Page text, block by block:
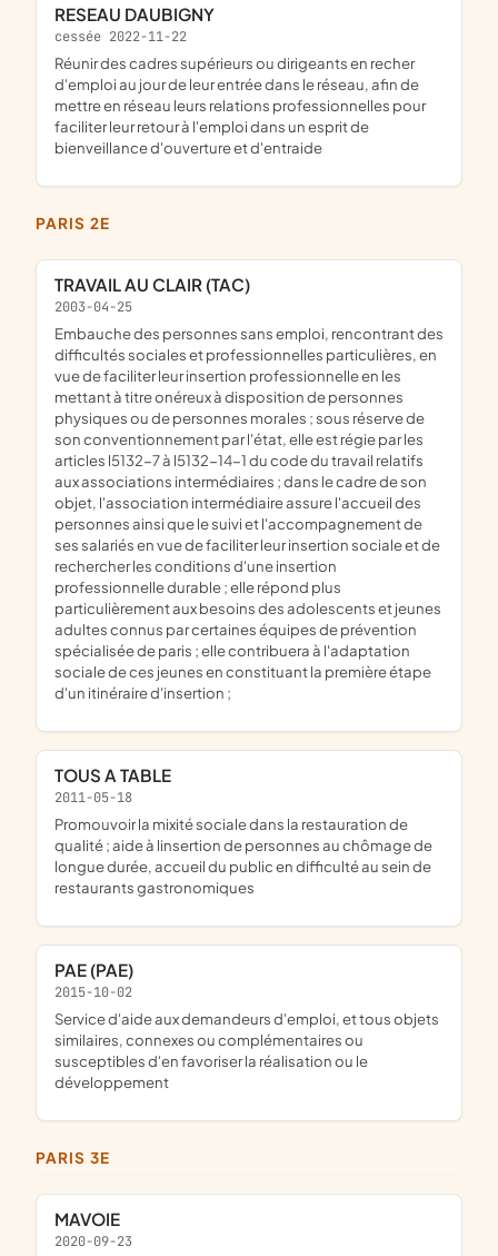
RESEAU DAUBIGNY
cessée 2022-11-22
réunir des cadres supérieurs ou dirigeants en recher
d'emploi au jour de leur entrée dans le réseau, afin de
mettre en réseau leurs relations professionnelles pour
faciliter leur retour à l'emploi dans un esprit de
bienveillance d'ouverture et d'entraide
PARIS 2E
TRAVAIL AU CLAIR (TAC)
2003-04-25
embauche des personnes sans emploi, rencontrant des
difficultés sociales et professionnelles particulières, en
vue de faciliter leur insertion professionnelle en les
mettant à titre onéreux à disposition de personnes
physiques ou de personnes morales ; sous réserve de
son conventionnement par l'état, elle est régie par les
articles l5132-7 à l5132-14-1 du code du travail relatifs
aux associations intermédiaires ; dans le cadre de son
objet, l'association intermédiaire assure l'accueil des
personnes ainsi que le suivi et l'accompagnement de
ses salariés en vue de faciliter leur insertion sociale et de
rechercher les conditions d'une insertion
professionnelle durable ; elle répond plus
particulièrement aux besoins des adolescents et jeunes
adultes connus par certaines équipes de prévention
spécialisée de paris ; elle contribuera à l'adaptation
sociale de ces jeunes en constituant la première étape
d'un itinéraire d'insertion ;
TOUS A TABLE
2011-05-18
promouvoir la mixité sociale dans la restauration de
qualité ; aide à linsertion de personnes au chômage de
longue durée, accueil du public en difficulté au sein de
restaurants gastronomiques
PAE (PAE)
2015-10-02
service d'aide aux demandeurs d'emploi, et tous objets
similaires, connexes ou complémentaires ou
susceptibles d'en favoriser la réalisation ou le
développement
PARIS 3E
MAVOIE
2020-09-23